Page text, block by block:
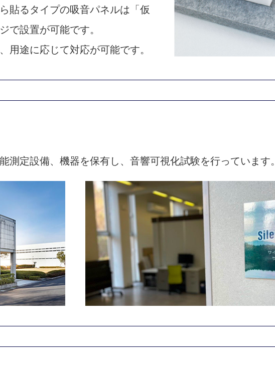
貼るタイプの吸音パネルは「仮
で設置が可能です。
用途に応じて対応が可能です。
測定設備、機器を保有し、音響可視化試験を行っています。